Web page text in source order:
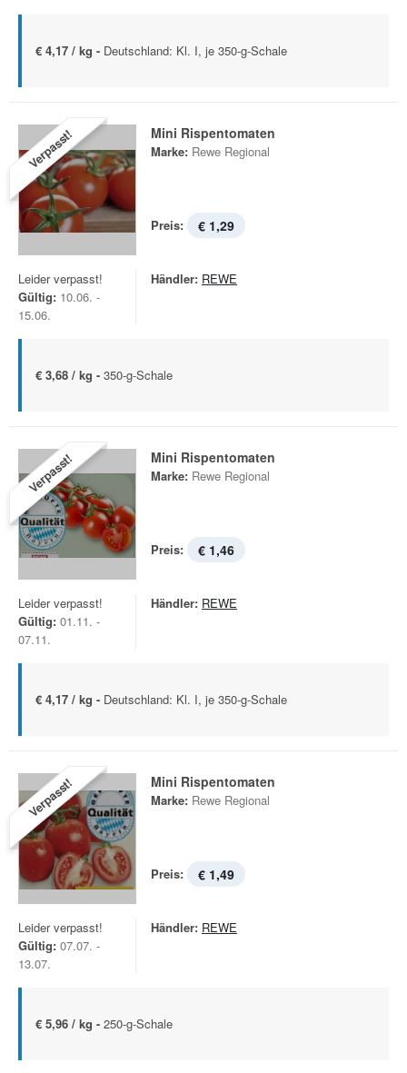
€ 4,17 / kg - Deutschland: Kl. I, je 350-g-Schale
Verpasst! Mini Rispentomaten
Marke: Rewe Regional
Preis: € 1,29
Leider verpasst!
Gültig: 10.06. -
15.06.
Händler: REWE
€ 3,68 / kg - 350-g-Schale
Verpasst! Mini Rispentomaten
Marke: Rewe Regional
Preis: € 1,46
Leider verpasst!
Gültig: 01.11. -
07.11.
Händler: REWE
€ 4,17 / kg - Deutschland: Kl. I, je 350-g-Schale
Verpasst! Mini Rispentomaten
Marke: Rewe Regional
Preis: € 1,49
Leider verpasst!
Gültig: 07.07. -
13.07.
Händler: REWE
€ 5,96 / kg - 250-g-Schale